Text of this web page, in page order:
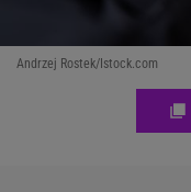
Andrzej Rostek/Istock.com